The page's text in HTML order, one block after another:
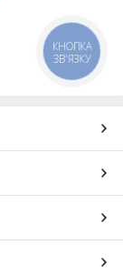
КНОПКА
ЗВ'ЯЗКУ